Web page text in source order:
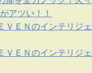
アツい！！
ＶＥＮのインテリジ
ＶＥＮのインテリジ